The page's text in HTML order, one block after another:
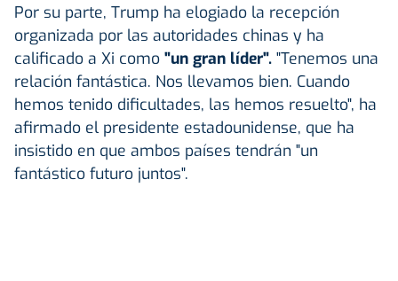
Por su parte, Trump ha elogiado la recepción
organizada por las autoridades chinas y ha
calificado a Xi como "un gran líder". "Tenemos una
relación fantástica. Nos llevamos bien. Cuando
hemos tenido dificultades, las hemos resuelto", ha
afirmado el presidente estadounidense, que ha
insistido en que ambos países tendrán "un
fantástico futuro juntos".